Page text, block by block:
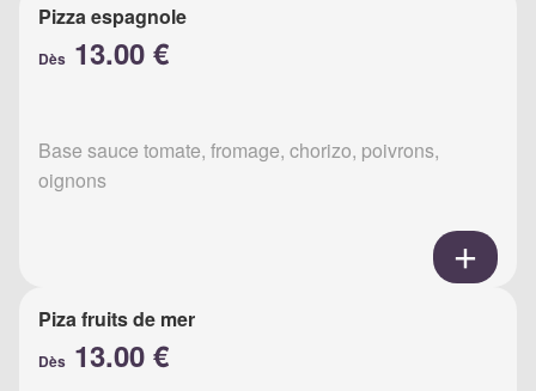
Pizza espagnole
Dès 13.00 €
Base sauce tomate, fromage, chorizo, poivrons,
oignons
Piza fruits de mer
Dès 13.00 €